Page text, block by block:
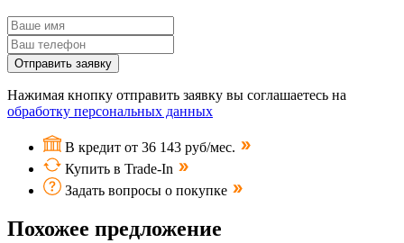
Отправить заявку
Нажимая кнопку отправить заявку вы соглашаетесь на
обработку персональных данных
В кредит от 36 143 руб/мес.
Купить в Trade-In
Задать вопросы о покупке
Похожее предложение